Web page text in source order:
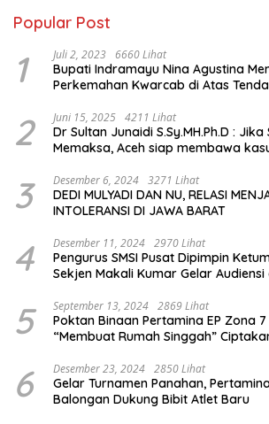
Popular Post
1 Juli 2, 2023 6660 Lihat
Bupati Indramayu Nina Agustina
Perkemahan Kwarcab di Atas
2 Juni 15, 2025 4211 Lihat
Dr Sultan Junaidi S.Sy.MH.Ph.D :
Memaksa, Aceh siap membawa
3 Desember 6, 2024 3271 Lihat
DEDI MULYADI DAN NU, RELASI
INTOLERANSI DI JAWA BARAT
4 Desember 11, 2024 2970 Lihat
Pengurus SMSI Pusat Dipimpin
Sekjen Makali Kumar Gelar Audiensi
5 September 13, 2024 2869 Lihat
Poktan Binaan Pertamina EP Zona
“Membuat Rumah Singgah”
6 Desember 23, 2024 2850 Lihat
Gelar Turnamen Panahan,
Balongan Dukung Bibit Atlet Baru